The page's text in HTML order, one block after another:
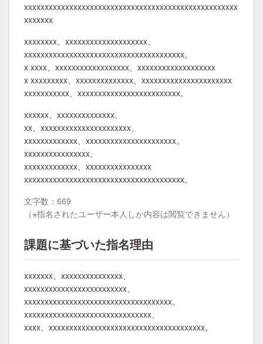
xxxxxxxxxxxxxxxxxxxxxxxxxxxxxxxxxxxxxxxxxxxxxxxxxxxx
xxxxxxx
xxxxxxxx、xxxxxxxxxxxxxxxxxxxx、
xxxxxxxxxxxxxxxxxxxxxxxxxxxxxxxxxxxxxxx。
x xxxx、xxxxxxxxxxxxxxxxxx、xxxxxxxxxxxxxxxxxxx
x xxxxxxxxx、xxxxxxxxxxxxxx、xxxxxxxxxxxxxxxxxxxxxx
xxxxxxxxxxx、xxxxxxxxxxxxxxxxxxxxxxxxx。
xxxxxx、xxxxxxxxxxxxxx、
xx、xxxxxxxxxxxxxxxxxxxxxx、
xxxxxxxxxxxxx、xxxxxxxxxxxxxxxxxxxxxx。
xxxxxxxxxxxxxxxx、
xxxxxxxxxxxxx、xxxxxxxxxxxxxxxx
xxxxxxxxxxxxxxxxxxxxxxxxxxxxxxxxxxxxxxx。
文字数：669
（※指名されたユーザー本人しか内容は閲覧できません）
課題に基づいた指名理由
xxxxxxx、xxxxxxxxxxxxxxx、
xxxxxxxxxxxxxxxxxxxxxxxxx、
xxxxxxxxxxxxxxxxxxxxxxxxxxxxxxxxxxxx。
xxxxxxxxxxxxxxxxxxxxxxxxxxxxxxx、
xxxx、xxxxxxxxxxxxxxxxxxxxxxxxxxxxxxxxxxxxxx。